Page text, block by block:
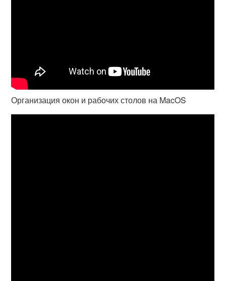
Организация окон и рабочих столов на MacOS